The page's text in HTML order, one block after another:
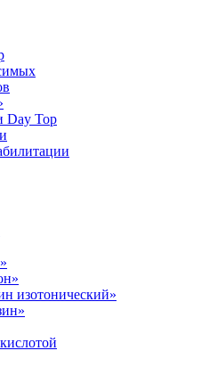
Day Top
изотонический»